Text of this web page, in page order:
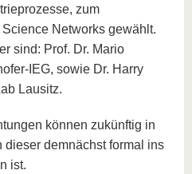
zum
Networks gewählt.
sind: Prof. Dr. Mario
IEG, sowie Dr. Harry
Lausitz.
können zukünftig in
dieser demnächst formal ins
ist.